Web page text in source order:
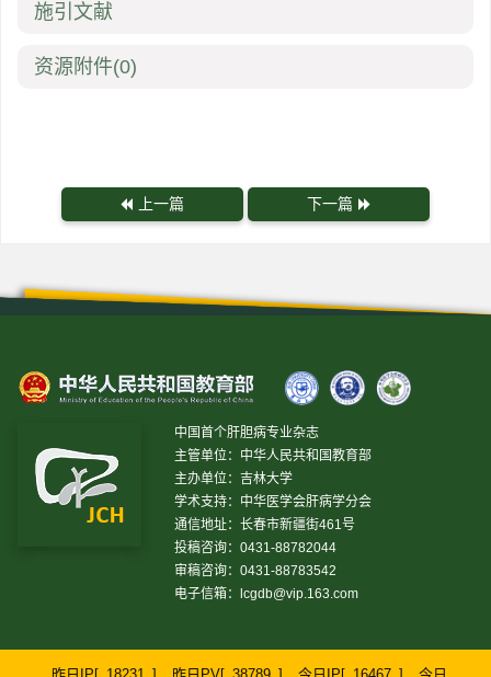
施引文献
资源附件(0)
上一篇 下一篇
中国首个肝胆病专业杂志
主管单位：中华人民共和国教育部
主办单位：吉林大学
学术支持：中华医学会肝病学分会
通信地址：长春市新疆街461号
投稿咨询：0431-88782044
审稿咨询：0431-88783542
电子信箱：
lcgdb@vip.163.com